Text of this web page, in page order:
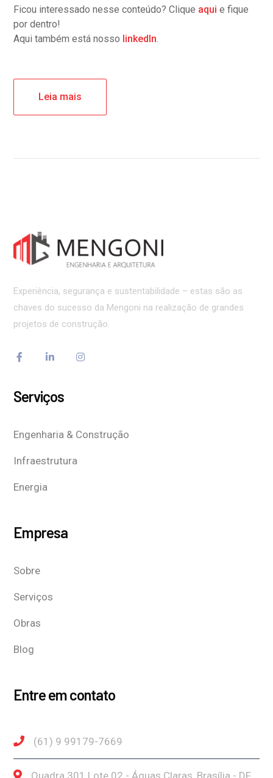
Ficou interessado nesse conteúdo? Clique aqui e fique
por dentro!
Aqui também está nosso linkedIn.
Leia mais
Experiência, segurança e sustentabilidade – estas são as
chaves do sucesso da Mengoni na realização de grandes
projetos de construção.
Serviços
Engenharia & Construção
Infraestrutura
Energia
Empresa
Sobre
Serviços
Obras
Blog
Entre em contato
(61) 9 99179-7669
Quadra 301 Lote 02 - Águas Claras, Brasília - DF,